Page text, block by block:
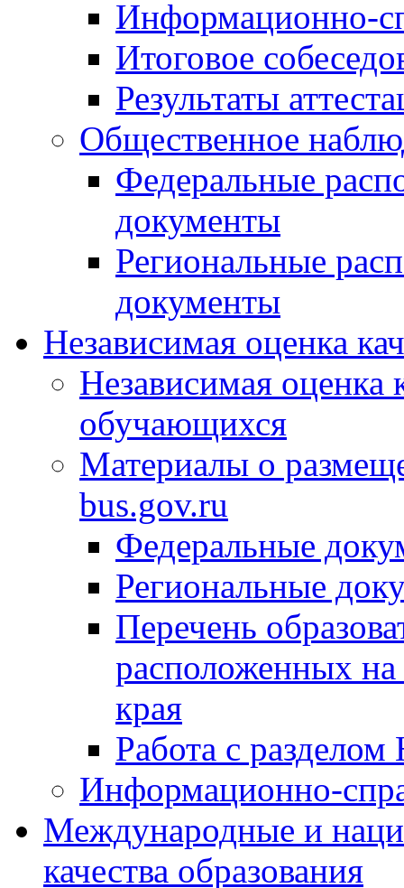
Информационно-
Итоговое
Результаты
Общественное
Федеральные
документы
Региональные
документы
Независимая оценка
Независимая оценка
обучающихся
Материалы о
bus.gov.ru
Федеральные
Региональные
Перечень
расположенных на
края
Работа с
Информационно-
Международные и
качества образования